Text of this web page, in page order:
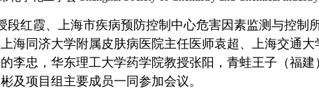
段红霞、上海市疾病预防控制中心危害因素监测与控
海同济大学附属皮肤病医院主任医师袁超、上海交通
李忠，华东理工大学药学院教授张阳，青蛙王子（福建
及项目组主要成员一同参加会议。